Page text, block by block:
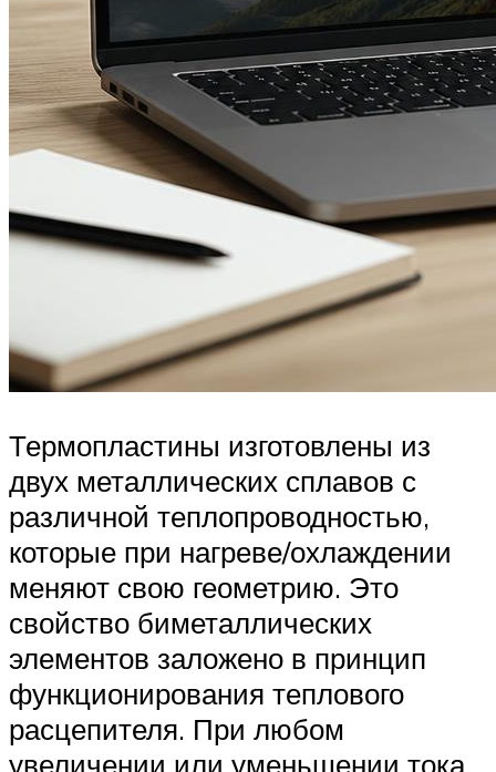
Термопластины изготовлены из
двух металлических сплавов с
различной теплопроводностью,
которые при нагреве/охлаждении
меняют свою геометрию. Это
свойство биметаллических
элементов заложено в принцип
функционирования теплового
расцепителя. При любом
увеличении или уменьшении тока